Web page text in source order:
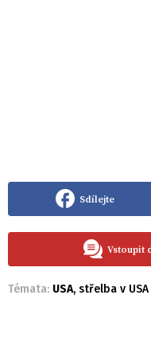
Sdílejte
Vstoupit
Témata: USA, střelba v USA